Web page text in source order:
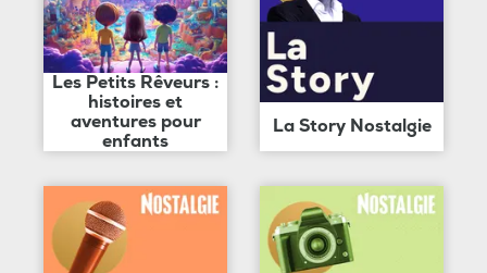
Les Petits Rêveurs :
histoires et
aventures pour
enfants
La Story Nostalgie